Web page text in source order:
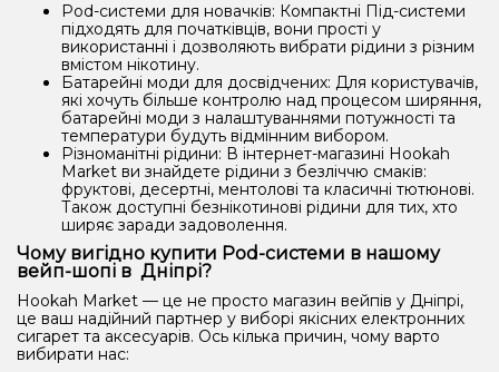
Pod-системи для новачків: Компактні Під-системи
підходять для початківців, вони прості у
використанні і дозволяють вибрати рідини з різним
вмістом нікотину.
Батарейні моди для досвідчених: Для користувачів,
які хочуть більше контролю над процесом ширяння,
батарейні моди з налаштуваннями потужності та
температури будуть відмінним вибором.
Різноманітні рідини: В інтернет-магазині Hookah
Market ви знайдете рідини з безліччю смаків:
фруктові, десертні, ментолові та класичні тютюнові.
Також доступні безнікотинові рідини для тих, хто
ширяє заради задоволення.
Чому вигідно купити Pod-системи в нашому
вейп-шопі в Дніпрі?
Hookah Market — це не просто магазин вейпів у Дніпрі,
це ваш надійний партнер у виборі якісних електронних
сигарет та аксесуарів. Ось кілька причин, чому варто
вибирати нас: